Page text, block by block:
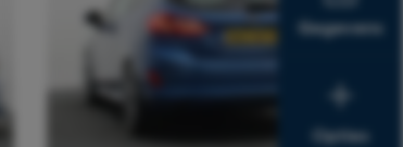
Gegevens
Opties